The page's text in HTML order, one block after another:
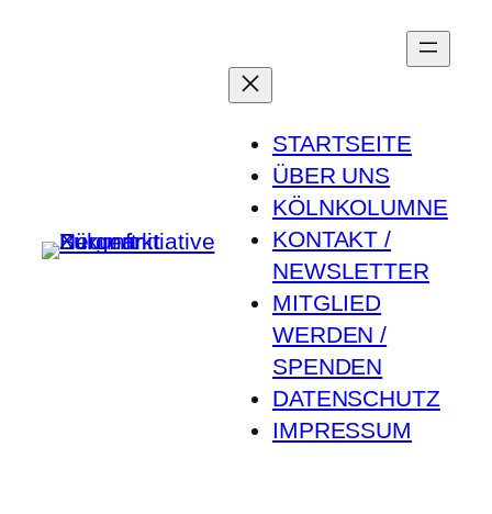
STARTSEITE
ÜBER UNS
KÖLNKOLUMNE
KONTAKT /
NEWSLETTER
MITGLIED
WERDEN /
SPENDEN
DATENSCHUTZ
IMPRESSUM